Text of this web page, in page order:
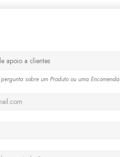
sobre um Produto ou uma Encomenda